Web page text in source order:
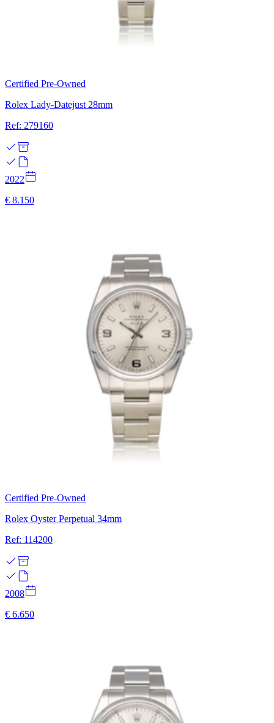
Certified Pre-Owned
Rolex Lady-Datejust 28mm
Ref: 279160
2022
€ 8.150
Certified Pre-Owned
Rolex Oyster Perpetual 34mm
Ref: 114200
2008
€ 6.650